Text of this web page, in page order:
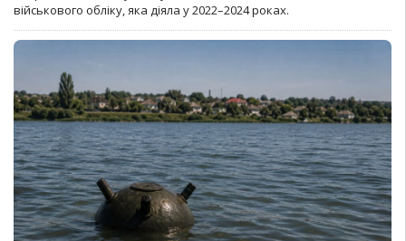
військового обліку, яка діяла у 2022–2024 роках.